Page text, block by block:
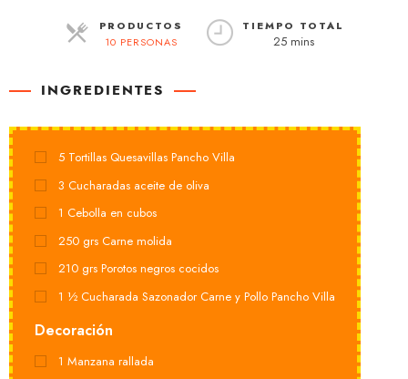
PRODUCTOS
10 PERSONAS
TIEMPO TOTAL
25 mins
INGREDIENTES
5 Tortillas Quesavillas Pancho Villa
3 Cucharadas aceite de oliva
1 Cebolla en cubos
250 grs Carne molida
210 grs Porotos negros cocidos
1 ½ Cucharada Sazonador Carne y Pollo Pancho Villa
Decoración
1 Manzana rallada